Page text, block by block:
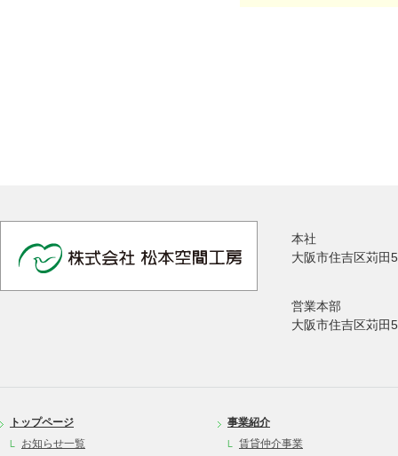
本社
大阪市住吉区苅田
営業本部
大阪市住吉区苅田
トップページ
お知らせ一覧
事業紹介
賃貸仲介事業